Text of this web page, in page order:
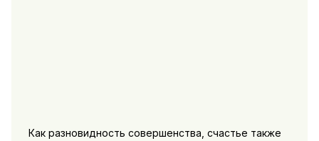
Как разновидность совершенства, счастье также